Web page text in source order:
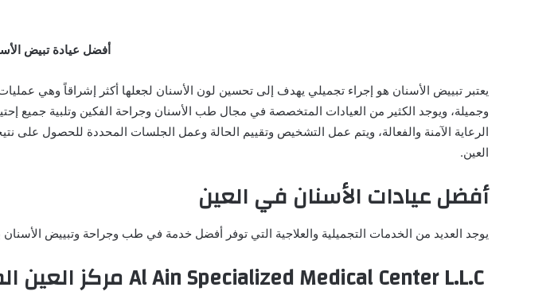
أفضل عيادة تبيض
يعتبر تبييض الأسنان هو إجراء تجميلي يهدف إلى تحسين لون الأسنان لجعلها أكثر إشراقاً وهي
وجميلة، ويوجد الكثير من العيادات المتخصصة في مجال طب الأسنان وجراحة الفكين وتلبية
الرعاية الآمنة والفعالة، ويتم عمل التشخيص وتقييم الحالة وعمل الجلسات المحددة للحصول
العين.
أفضل عيادات الأسنان في العين
يوجد العديد من الخدمات التجميلية والعلاجية التي توفر أفضل خدمة في طب وجراحة وتبييض
Al Ain Specialized Medical Center L.L.Cمركز العين